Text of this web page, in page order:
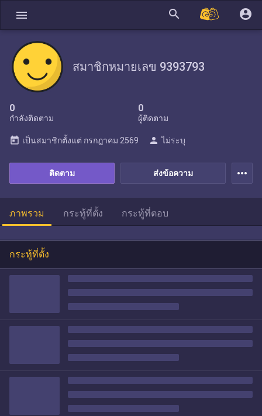
menu search account_circle
สมาชิกหมายเลข 9393793
0
กำลังติดตาม
0
ผู้ติดตาม
ส่งข้อความ
ติดตาม
today เป็นสมาชิกตั้งแต่ กรกฎาคม 2569 person ไม่ระบุ
more_horiz
ภาพรวม กระทู้ที่ตั้ง กระทู้ที่ตอบ
กระทู้ที่ตั้ง